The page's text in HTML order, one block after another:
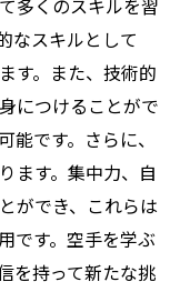
多くのスキルを習
なスキルとして
す。また、技術的
につけることがで
です。さらに、
ます。集中力、自
ができ、これらは
です。空手を学ぶ
を持って新たな挑